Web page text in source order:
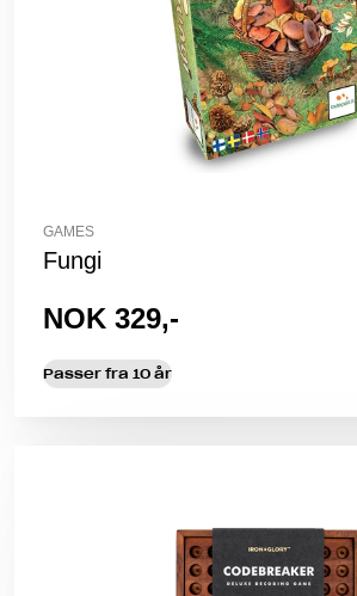
GAMES
Fungi
NOK 329,-
Passer fra 10 år